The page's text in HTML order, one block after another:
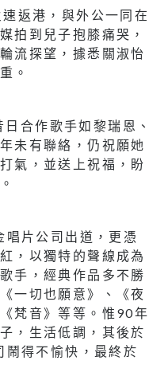
返港，與外公一同在
拍到兒子抱膝痛哭，
流探望，據悉關淑怡
。
合作歌手如黎瑞恩、
未有聯絡，仍祝願她
氣，並送上祝福，盼
片公司出道，更憑
，以獨特的聲線成為
手，經典作品多不勝
一切也願意》、《夜
梵音》等等。惟90年
，生活低調，其後於
得不愉快，最終於